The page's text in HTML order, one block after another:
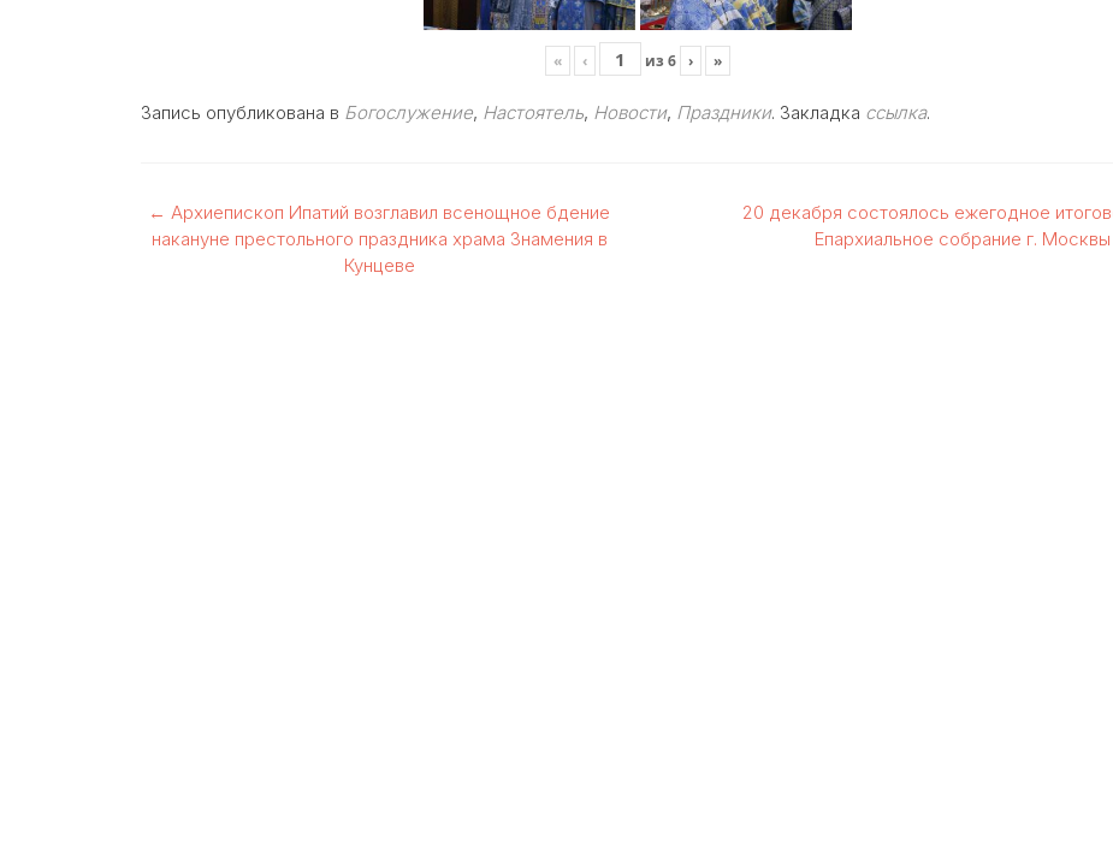
« ‹ из 6 › »
Запись опубликована в Богослужение, Настоятель, Новости, Праздники. Закладка ссылка.
Навигация
← Архиепископ Ипатий возглавил всенощное бдение
накануне престольного праздника храма Знамения в
Кунцеве
20 декабря состоялось ежегодное
Епархиальное собрание г. Москвы